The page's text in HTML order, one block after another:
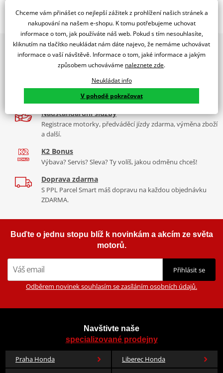
Jsme autorizovaný
dealer značky RDMOTO
BMW F650 (97-)
Padací rámy RDMOTO nabízí maximální ochranu Vašeho
Vyráběné z kvalitního materiálu.
"Testováno zákazníky"
Cena za pár včetně montážní sady.
2x multibrand showroom
9 značek motocyklů, servis, oblečení, doplňky i náhradní
díly, to vše v Praze a Liberci
Více než 30 let zkušeností
Za řídítky motorek, v servisu i prodeji moto vybavení
Nadstandardní služby
Registrace motorky, předváděcí jízdy zdarma, výměna zboží
a další.
K2 Bonus
Výbava? Servis? Sleva? Ty volíš, jakou odměnu chceš!
Doprava zdarma
S PPL Parcel Smart máš dopravu na každou objednávku
ZDARMA.
Buďte o jednu stopu blíž k novinkám a akcím ze světa
motorů.
Přihlásit se
Odběrem novinek souhlasím se zasíláním osobních údajů.
Navštivte naše
specializované prodejny
Praha Honda
Liberec Honda
Chceme vám přinášet co nejlepší zážitek z prohlížení našich stránek a
nakupování na našem e-shopu. K tomu potřebujeme uchovat
informace o tom, jak používáte náš web. Pokud s tím nesouhlasíte,
kliknutím na tlačítko neukládat nám dáte najevo, že nemáme uchovávat
informace o vaší návštěvě. Informace o tom, jaké informace a jakým
způsobem uchováváme naleznete zde.
Neukládat info
V pohodě pokračovat